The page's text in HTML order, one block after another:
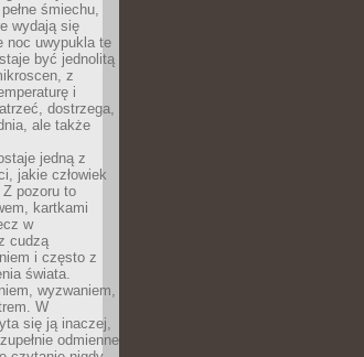
śmiechu,
wydają się
noc uwypukla te
być jednolitą
z
i
dostrzega,
ale także
jedną z
jakie człowiek
pozoru to
kartkami
w
cudzą
i często z
świata.
wyzwaniem,
W
się ją inaczej,
odmienne